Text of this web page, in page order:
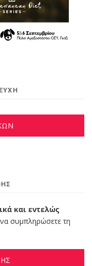
και εντελώς
συμπληρώσετε τη